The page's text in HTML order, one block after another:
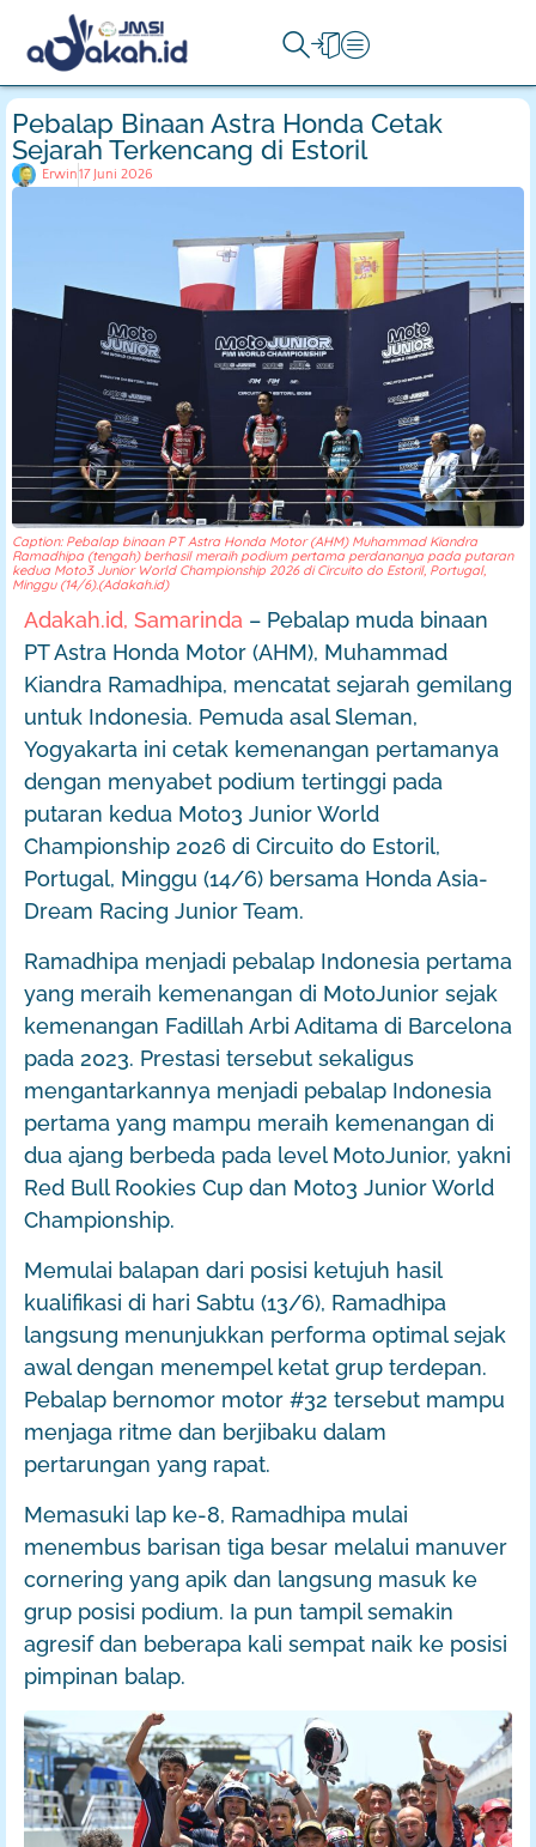
Pebalap Binaan Astra Honda Cetak
Sejarah Terkencang di Estoril
Erwin17 Juni 2026
Caption: Pebalap binaan PT Astra Honda Motor (AHM) Muhammad Kiandra
Ramadhipa (tengah) berhasil meraih podium pertama perdananya pada putaran
kedua Moto3 Junior World Championship 2026 di Circuito do Estoril, Portugal,
Minggu (14/6).(Adakah.id)
Adakah.id, Samarinda – Pebalap muda binaan
PT Astra Honda Motor (AHM), Muhammad
Kiandra Ramadhipa, mencatat sejarah gemilang
untuk Indonesia. Pemuda asal Sleman,
Yogyakarta ini cetak kemenangan pertamanya
dengan menyabet podium tertinggi pada
putaran kedua Moto3 Junior World
Championship 2026 di Circuito do Estoril,
Portugal, Minggu (14/6) bersama Honda Asia-
Dream Racing Junior Team.
Ramadhipa menjadi pebalap Indonesia pertama
yang meraih kemenangan di MotoJunior sejak
kemenangan Fadillah Arbi Aditama di Barcelona
pada 2023. Prestasi tersebut sekaligus
mengantarkannya menjadi pebalap Indonesia
pertama yang mampu meraih kemenangan di
dua ajang berbeda pada level MotoJunior, yakni
Red Bull Rookies Cup dan Moto3 Junior World
Championship.
Memulai balapan dari posisi ketujuh hasil
kualifikasi di hari Sabtu (13/6), Ramadhipa
langsung menunjukkan performa optimal sejak
awal dengan menempel ketat grup terdepan.
Pebalap bernomor motor #32 tersebut mampu
menjaga ritme dan berjibaku dalam
pertarungan yang rapat.
Memasuki lap ke-8, Ramadhipa mulai
menembus barisan tiga besar melalui manuver
cornering yang apik dan langsung masuk ke
grup posisi podium. Ia pun tampil semakin
agresif dan beberapa kali sempat naik ke posisi
pimpinan balap.